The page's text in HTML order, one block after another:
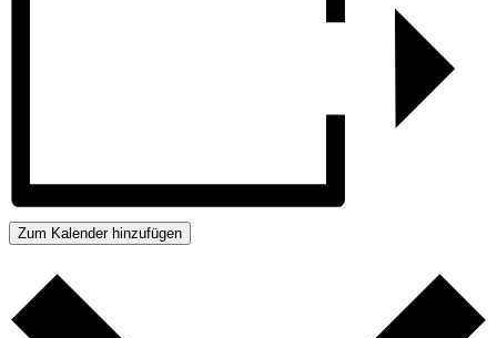
Zum Kalender hinzufügen